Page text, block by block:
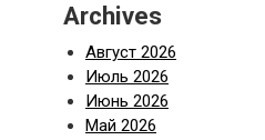
Archives
Август 2026
Июль 2026
Июнь 2026
Май 2026